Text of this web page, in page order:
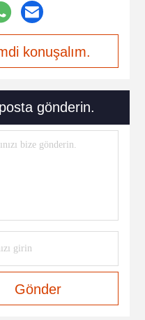
konuşalım.
gönderin.
Gönder